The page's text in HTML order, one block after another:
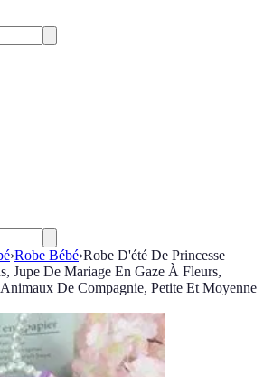
›Robe Bébé›Robe D'été De Princesse
Jupe De Mariage En Gaze À Fleurs,
De Compagnie, Petite Et Moyenne